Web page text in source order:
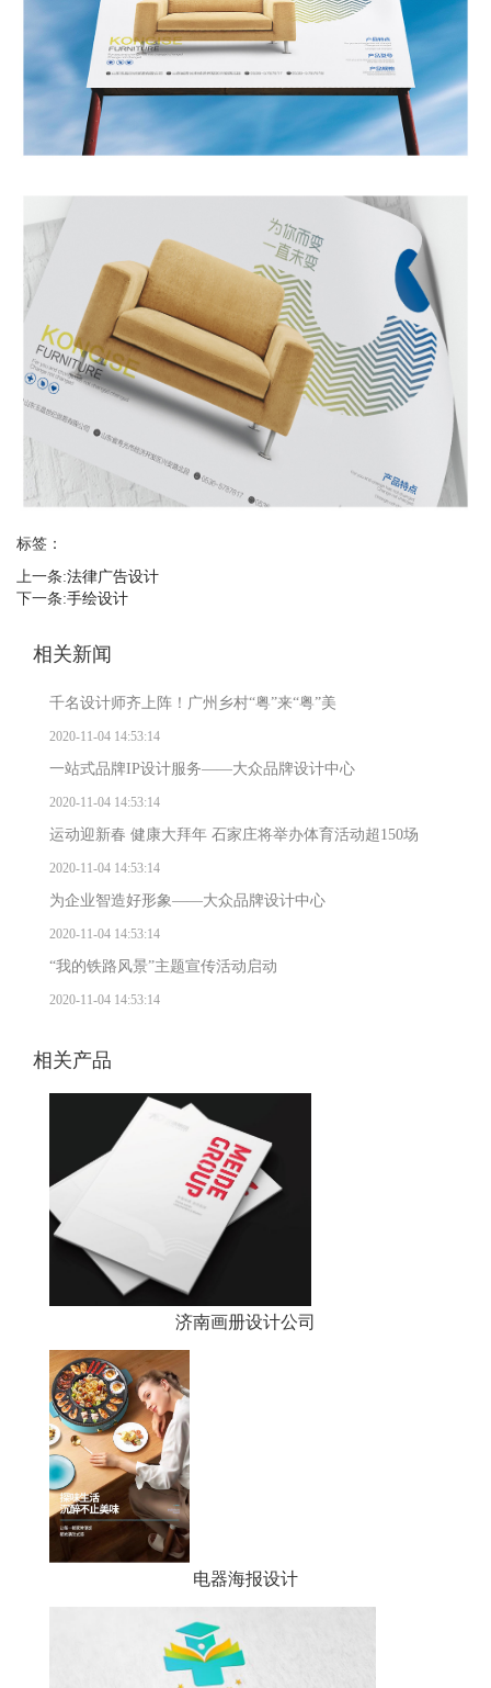
标签：
上一条:法律广告设计
下一条:手绘设计
相关新闻
千名设计师齐上阵！广州乡村“粤”来“粤”美
2020-11-04 14:53:14
一站式品牌IP设计服务——大众品牌设计中心
2020-11-04 14:53:14
运动迎新春 健康大拜年 石家庄将举办体育活动超150场
2020-11-04 14:53:14
为企业智造好形象——大众品牌设计中心
2020-11-04 14:53:14
“我的铁路风景”主题宣传活动启动
2020-11-04 14:53:14
相关产品
济南画册设计公司
电器海报设计